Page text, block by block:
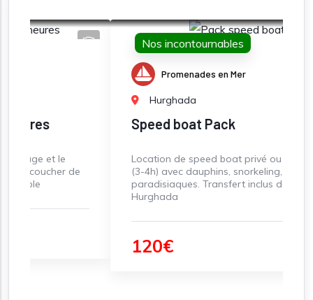
Nos incontournables
Promenades en Mer
Speed boat Pack
Location de speed boat privé ou semi-privé
(3-4h) avec dauphins, snorkeling, et îles
paradisiaques. Transfert inclus depuis